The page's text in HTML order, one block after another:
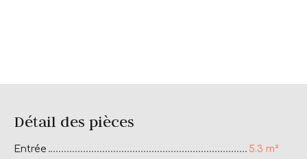
Détail des pièces
Entrée
5.3 m²